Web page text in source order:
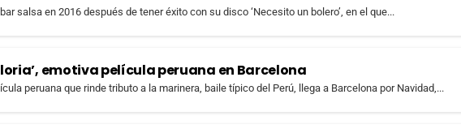
salsa en 2016 después de tener éxito con su disco ‘Necesito un bolero’, en el que...
emotiva película peruana en Barcelona
peruana que rinde tributo a la marinera, baile típico del Perú, llega a Barcelona por Navidad,...